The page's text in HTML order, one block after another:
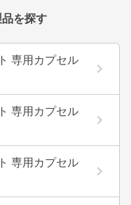
を探す
専用カプセル
専用カプセル
専用カプセル